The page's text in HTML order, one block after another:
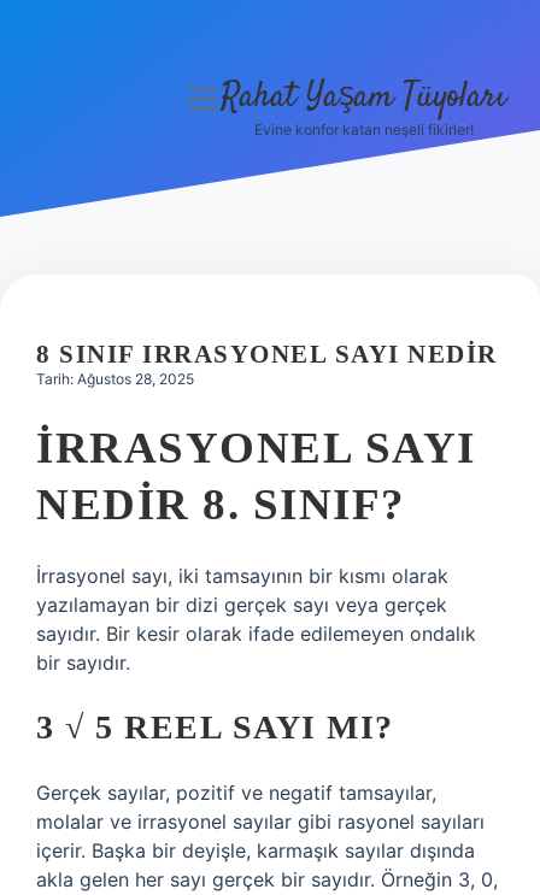
Hakkımızda
menüyü
Rahat Yaşam Tüyoları
Evine konfor katan neşeli fikirler!
8 SINIF IRRASYONEL SAYI NEDIR
Tarih: Ağustos 28, 2025
İRRASYONEL SAYI
NEDIR 8. SINIF?
İrrasyonel sayı, iki tamsayının bir kısmı olarak
yazılamayan bir dizi gerçek sayı veya gerçek
sayıdır. Bir kesir olarak ifade edilemeyen ondalık
bir sayıdır.
3 √ 5 REEL SAYI MI?
Gerçek sayılar, pozitif ve negatif tamsayılar,
molalar ve irrasyonel sayılar gibi rasyonel sayıları
içerir. Başka bir deyişle, karmaşık sayılar dışında
akla gelen her sayı gerçek bir sayıdır. Örneğin 3, 0,